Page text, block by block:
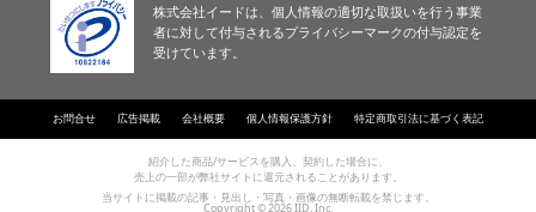
株式会社イードは、個人情報の適切な取扱いを行う事業
者に対して付与されるプライバシーマークの付与認定を
受けています。
お問合せ 広告掲載 会社概要 個人情報保護方針 特定商取引法に基づく表記
紹介した商品/サービスを購入、契約した場合に、
売上の一部が弊社サイトに還元されることがあります。
当サイトに掲載の記事・見出し・写真・画像の無断転載を禁じます。
Copyright © 2026 IID, Inc.